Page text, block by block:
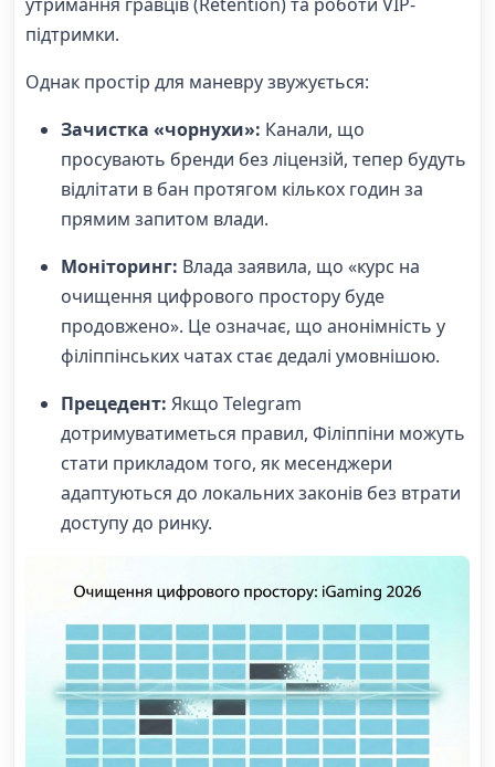
підтримки.
Однак простір для маневру звужується:
Зачистка «чорнухи»: Канали, що
просувають бренди без ліцензій, тепер будуть
відлітати в бан протягом кількох годин за
прямим запитом влади.
Моніторинг: Влада заявила, що «курс на
очищення цифрового простору буде
продовжено». Це означає, що анонімність у
філіппінських чатах стає дедалі умовнішою.
Прецедент: Якщо Telegram
дотримуватиметься правил, Філіппіни можуть
стати прикладом того, як месенджери
адаптуються до локальних законів без втрати
доступу до ринку.